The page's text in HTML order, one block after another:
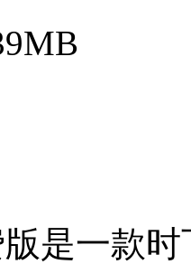
是一款